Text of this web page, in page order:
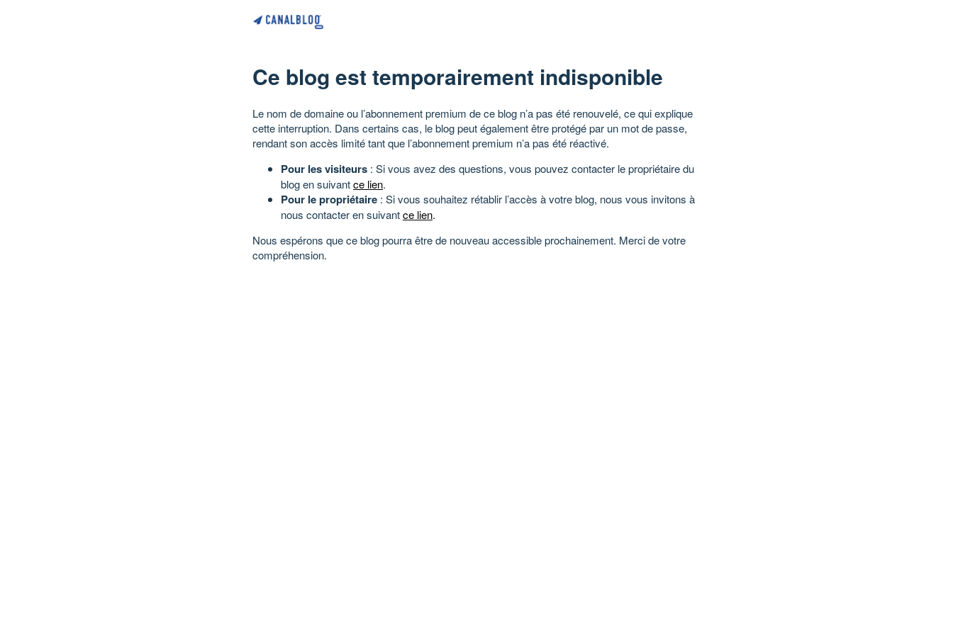
Ce blog est temporairement indisponible
Le nom de domaine ou l’abonnement premium de ce blog n’a pas été renouvelé, ce qui explique
cette interruption. Dans certains cas, le blog peut également être protégé par un mot de passe,
rendant son accès limité tant que l’abonnement premium n’a pas été réactivé.
Pour les visiteurs : Si vous avez des questions, vous pouvez contacter le propriétaire du
blog en suivantce lien.
Pour le propriétaire : Si vous souhaitez rétablir l’accès à votre blog, nous vous invitons à
nous contacter en suivantce lien.
Nous espérons que ce blog pourra être de nouveau accessible prochainement. Merci de votre
compréhension.